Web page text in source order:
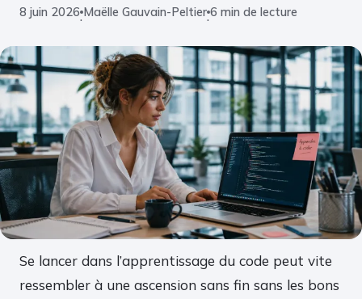
Marketing
Éducation
Emploi
8 juin 2026
·
Maëlle Gauvain-Peltier
·
6 min de lecture
Se lancer dans l’apprentissage du code peut vite
ressembler à une ascension sans fin sans les bons